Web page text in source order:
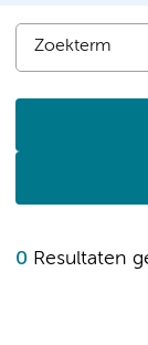
0 Resultaten